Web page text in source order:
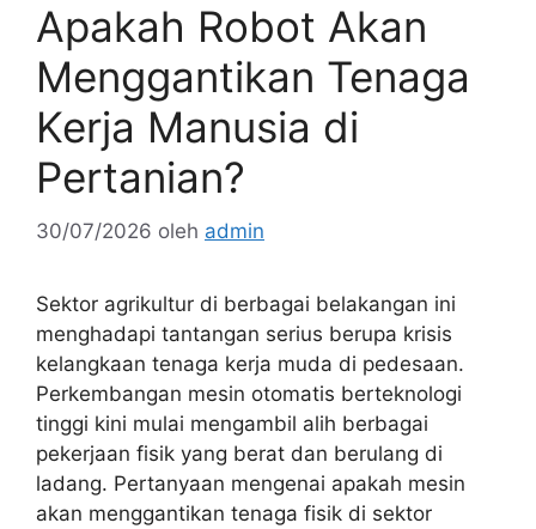
Apakah Robot Akan
Menggantikan Tenaga
Kerja Manusia di
Pertanian?
30/07/2026 oleh admin
Sektor agrikultur di berbagai belakangan ini
menghadapi tantangan serius berupa krisis
kelangkaan tenaga kerja muda di pedesaan.
Perkembangan mesin otomatis berteknologi
tinggi kini mulai mengambil alih berbagai
pekerjaan fisik yang berat dan berulang di
ladang. Pertanyaan mengenai apakah mesin
akan menggantikan tenaga fisik di sektor